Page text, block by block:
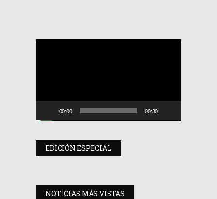
00:00 00:30
EDICIÓN ESPECIAL
NOTICIAS MÁS VISTAS